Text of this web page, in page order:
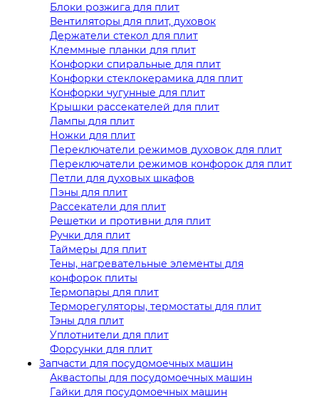
Блоки розжига для плит
Вентиляторы для плит, духовок
Держатели стекол для плит
Клеммные планки для плит
Конфорки спиральные для плит
Конфорки стеклокерамика для плит
Конфорки чугунные для плит
Крышки рассекателей для плит
Лампы для плит
Ножки для плит
Переключатели режимов духовок для плит
Переключатели режимов конфорок для плит
Петли для духовых шкафов
Пэны для плит
Рассекатели для плит
Решетки и противни для плит
Ручки для плит
Таймеры для плит
Тены, нагревательные элементы для
конфорок плиты
Термопары для плит
Терморегуляторы, термостаты для плит
Тэны для плит
Уплотнители для плит
Форсунки для плит
Запчасти для посудомоечных машин
Аквастопы для посудомоечных машин
Гайки для посудомоечных машин